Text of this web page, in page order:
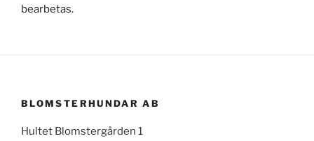
bearbetas.
BLOMSTERHUNDAR AB
Hultet Blomstergården 1